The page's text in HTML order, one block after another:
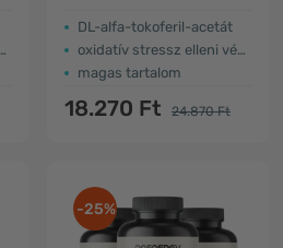
DL-alfa-tokoferil-acetát
oxidatív stressz elleni védelem
magas tartalom
18.270 Ft 24.870 Ft
-25%